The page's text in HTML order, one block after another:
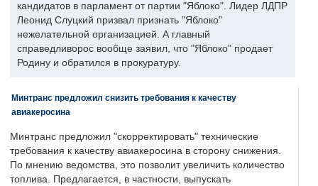
кандидатов в парламент от партии "Яблоко". Лидер ЛДПР
Леонид Слуцкий призвал признать "Яблоко"
нежелательной организацией. А главный
справедливорос вообще заявил, что "Яблоко" продает
Родину и обратился в прокуратуру.
Минтранс предложил снизить требования к качеству
авиакеросина
Минтранс предложил "скорректировать" технические
требования к качеству авиакеросина в сторону снижения.
По мнению ведомства, это позволит увеличить количество
топлива. Предлагается, в частности, выпускать